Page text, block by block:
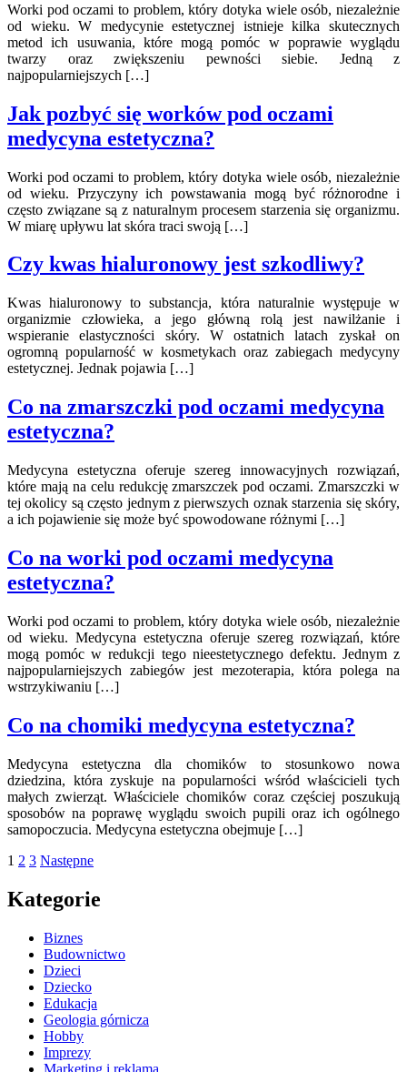
Worki pod oczami to problem, który dotyka wiele osób, niezależnie
od wieku. W medycynie estetycznej istnieje kilka skutecznych
metod ich usuwania, które mogą pomóc w poprawie wyglądu
twarzy oraz zwiększeniu pewności siebie. Jedną z
najpopularniejszych […]
Jak pozbyć się worków pod oczami
medycyna estetyczna?
Worki pod oczami to problem, który dotyka wiele osób, niezależnie
od wieku. Przyczyny ich powstawania mogą być różnorodne i
często związane są z naturalnym procesem starzenia się organizmu.
W miarę upływu lat skóra traci swoją […]
Czy kwas hialuronowy jest szkodliwy?
Kwas hialuronowy to substancja, która naturalnie występuje w
organizmie człowieka, a jego główną rolą jest nawilżanie i
wspieranie elastyczności skóry. W ostatnich latach zyskał on
ogromną popularność w kosmetykach oraz zabiegach medycyny
estetycznej. Jednak pojawia […]
Co na zmarszczki pod oczami medycyna
estetyczna?
Medycyna estetyczna oferuje szereg innowacyjnych rozwiązań,
które mają na celu redukcję zmarszczek pod oczami. Zmarszczki w
tej okolicy są często jednym z pierwszych oznak starzenia się skóry,
a ich pojawienie się może być spowodowane różnymi […]
Co na worki pod oczami medycyna
estetyczna?
Worki pod oczami to problem, który dotyka wiele osób, niezależnie
od wieku. Medycyna estetyczna oferuje szereg rozwiązań, które
mogą pomóc w redukcji tego nieestetycznego defektu. Jednym z
najpopularniejszych zabiegów jest mezoterapia, która polega na
wstrzykiwaniu […]
Co na chomiki medycyna estetyczna?
Medycyna estetyczna dla chomików to stosunkowo nowa
dziedzina, która zyskuje na popularności wśród właścicieli tych
małych zwierząt. Właściciele chomików coraz częściej poszukują
sposobów na poprawę wyglądu swoich pupili oraz ich ogólnego
samopoczucia. Medycyna estetyczna obejmuje […]
Stronicowanie
wpisów
1 2 3 Następne
Kategorie
Biznes
Budownictwo
Dzieci
Dziecko
Edukacja
Geologia górnicza
Hobby
Imprezy
Marketing i reklama